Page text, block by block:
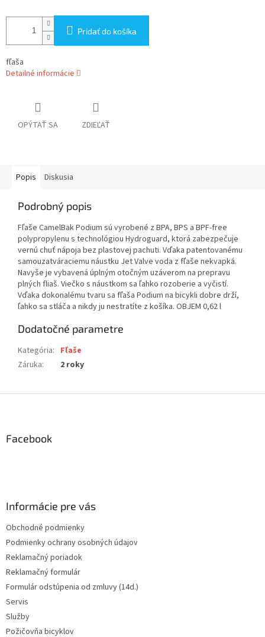
Pridať do košíka
fľaša
Detailné informácie
OPÝTAŤ SA ZDIEĽAŤ
Popis Diskusia
Podrobný popis
Fľaše CamelBak Podium sú vyrobené z BPA, BPS a BPF-free
polypropylenu s technológiou Hydroguard, ktorá zabezpečuje
vernú chuť nápoja bez plastovej pachuti. Vďaka patentovanému
samouzatváraciemu náustku Jet Valve voda z fľaše nekvapká.
Navyše je vybavená úplným otočným uzáverom na prepravu
plných fliaš. Viečko s náustkom sa ľahko rozoberie a vyčistí.
Vďaka dokonalému tvaru sa fľaša Podium na bicykli dobre drží,
ľahko sa stláča a nikdy ju nestratíte z košíka. OBJEM 0,62 l
Dodatočné parametre
Kategória: Fľaše
Záruka: 2 roky
Facebook
Informácie pre vás
Obchodné podmienky
Podmienky ochrany osobných údajov
Reklamačný poriadok
Reklamačný formulár
Formulár odstúpenia od zmluvy (14d.)
Servis
Služby
Požičovňa bicyklov